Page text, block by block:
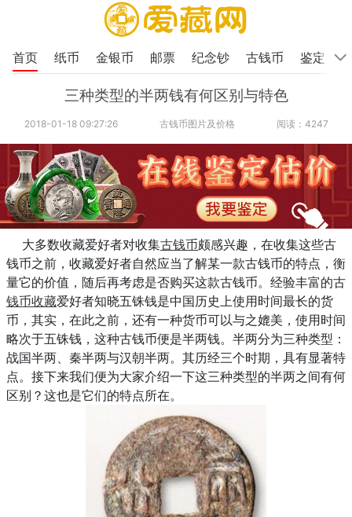
首页 纸币 金银币 邮票 纪念钞 古钱币 鉴定
三种类型的半两钱有何区别与特色
2018-01-18 09:27:26 古钱币图片及价格 阅读：4247
大多数收藏爱好者对收集古钱币颇感兴趣，在收集这些古
钱币之前，收藏爱好者自然应当了解某一款古钱币的特点，衡
量它的价值，随后再考虑是否购买这款古钱币。经验丰富的古
钱币收藏爱好者知晓五铢钱是中国历史上使用时间最长的货
币，其实，在此之前，还有一种货币可以与之媲美，使用时间
略次于五铢钱，这种古钱币便是半两钱。半两分为三种类型：
战国半两、秦半两与汉朝半两。其历经三个时期，具有显著特
点。接下来我们便为大家介绍一下这三种类型的半两之间有何
区别？这也是它们的特点所在。